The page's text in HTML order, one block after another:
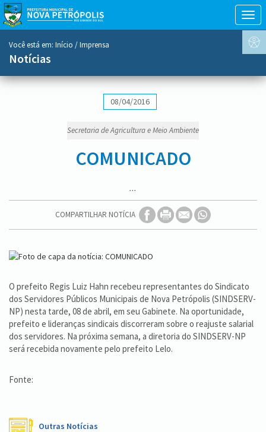
menu
Você está em: Início / Imprensa
Notícias
08/04/2016
Secretaria de Agricultura e Meio Ambiente
COMUNICADO
...
COMPARTILHAR NOTÍCIA
O prefeito Regis Luiz Hahn recebeu representantes do Sindicato
dos Servidores Públicos Municipais de Nova Petrópolis (SINDSERV-
NP) nesta tarde, 08 de abril, em seu Gabinete. Na oportunidade,
prefeito e lideranças sindicais discorreram sobre o reajuste salarial
dos servidores. Na próxima semana, a diretoria do SINDSERV-NP
será recebida novamente pelo prefeito Lelo.
Fonte:
Outras Notícias